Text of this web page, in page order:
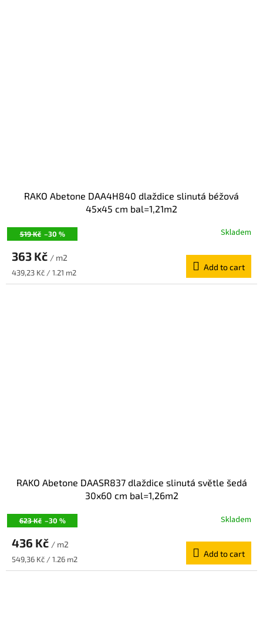
519 Kč –30 %
RAKO Abetone DAA4H840 dlaždice slinutá béžová
45x45 cm bal=1,21m2
Skladem
363 Kč / m2
Measure
price:
439,23 Kč / 1.21 m2
Add to cart
623 Kč –30 %
RAKO Abetone DAASR837 dlaždice slinutá světle šedá
30x60 cm bal=1,26m2
Skladem
436 Kč / m2
Measure
price:
549,36 Kč / 1.26 m2
Add to cart